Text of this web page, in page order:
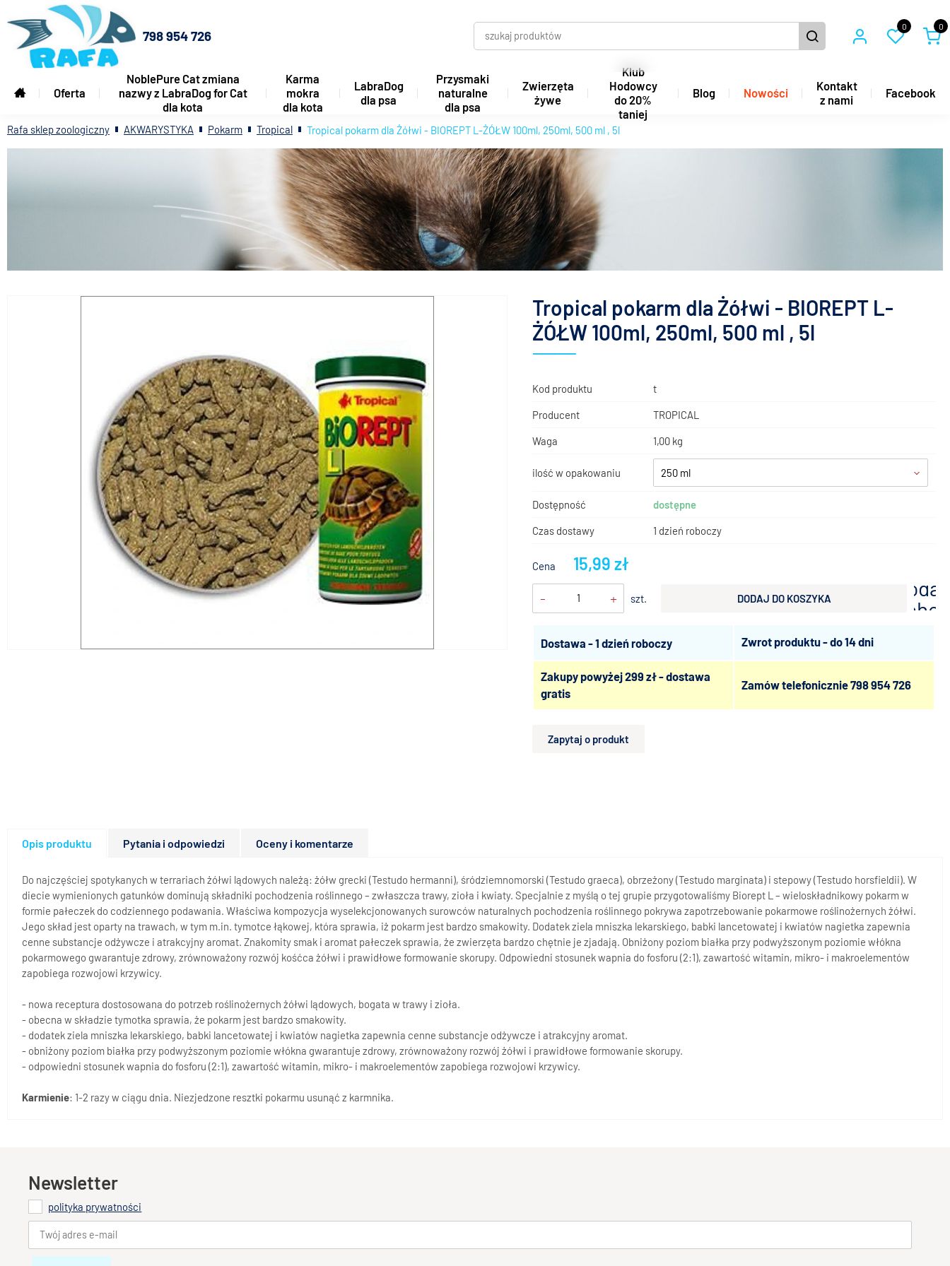
798 954 726
0 0
Oferta
NoblePure Cat zmiana
nazwy z LabraDog for Cat
dla kota
Karma
mokra
dla kota
LabraDog
dla psa
Przysmaki
naturalne
dla psa
Zwierzęta
żywe
Klub
Hodowcy
do 20%
taniej
Blog Nowości
Kontakt
z nami
Facebook
Rafa sklep zoologiczny AKWARYSTYKA Pokarm Tropical Tropical pokarm dla Żółwi - BIOREPT L-ŻÓŁW 100ml, 250ml, 500 ml , 5l
Tropical pokarm dla Żółwi - BIOREPT L-
ŻÓŁW 100ml, 250ml, 500 ml , 5l
Kod produktu t
Producent TROPICAL
Waga 1,00 kg
ilość w opakowaniu 250 ml
Dostępność dostępne
Czas dostawy 1 dzień roboczy
Cena 15,99 zł
- + szt. DODAJ DO KOSZYKA
Dostawa - 1 dzień roboczy Zwrot produktu - do 14 dni
Zakupy powyżej 299 zł - dostawa
gratis
Zamów telefonicznie798 954 726
Zapytaj o produkt
Opis produktu Pytania i odpowiedzi Oceny i komentarze
Do najczęściej spotykanych w terrariach żółwi lądowych należą: żółw grecki (Testudo hermanni), śródziemnomorski (Testudo graeca), obrzeżony(Testudo marginata) i stepowy (Testudo horsfieldii). W
diecie wymienionych gatunków dominują składniki pochodzenia roślinnego – zwłaszcza trawy, zioła i kwiaty. Specjalnie z myślą o tej grupie przygotowaliśmy Biorept L – wieloskładnikowy pokarm w
formie pałeczek do codziennego podawania. Właściwa kompozycja wyselekcjonowanych surowców naturalnych pochodzenia roślinnego pokrywa zapotrzebowanie pokarmowe roślinożernych żółwi.
Jego skład jest oparty na trawach, w tym m.in. tymotce łąkowej, która sprawia, iż pokarm jest bardzo smakowity. Dodatek ziela mniszka lekarskiego, babki lancetowatej i kwiatów nagietka zapewnia
cenne substancje odżywcze i atrakcyjny aromat. Znakomity smak i aromat pałeczek sprawia, że zwierzęta bardzo chętnie je zjadają. Obniżony poziom białka przy podwyższonym poziomie włókna
pokarmowego gwarantuje zdrowy, zrównoważony rozwój kośćca żółwi i prawidłowe formowanie skorupy. Odpowiedni stosunek wapnia do fosforu (2:1), zawartość witamin, mikro- i makroelementów
zapobiega rozwojowi krzywicy.
- nowa receptura dostosowana do potrzeb roślinożernych żółwi lądowych, bogata w trawy i zioła.
- obecna w składzie tymotka sprawia, że pokarm jest bardzo smakowity.
- dodatek ziela mniszka lekarskiego, babki lancetowatej i kwiatów nagietka zapewnia cenne substancje odżywcze i atrakcyjny aromat.
- obniżony poziom białka przy podwyższonym poziomie włókna gwarantuje zdrowy, zrównoważony rozwój żółwi i prawidłowe formowanie skorupy.
- odpowiedni stosunek wapnia do fosforu (2:1), zawartość witamin, mikro- i makroelementów zapobiega rozwojowi krzywicy.
Karmienie: 1-2 razy w ciągu dnia. Niezjedzone resztki pokarmu usunąć z karmnika.
Newsletter
polityka prywatności